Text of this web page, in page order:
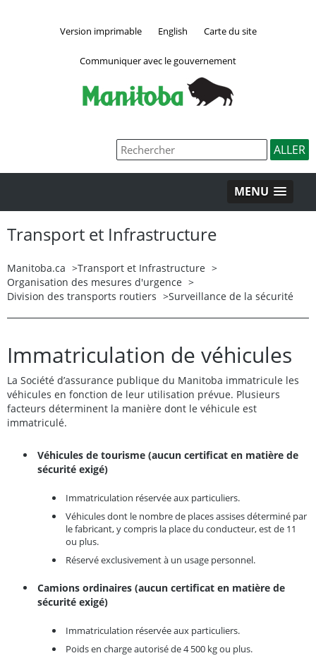
Version imprimable English Carte du site
Communiquer avec le gouvernement
MENU
Transport et Infrastructure
Manitoba.ca >Transport et Infrastructure >
Organisation des mesures d'urgence >
Division des transports routiers >Surveillance de la sécurité
Immatriculation de véhicules
La Société d’assurance publique du Manitoba immatricule les
véhicules en fonction de leur utilisation prévue. Plusieurs
facteurs déterminent la manière dont le véhicule est
immatriculé.
Véhicules de tourisme (aucun certificat en matière de
sécurité exigé)
Immatriculation réservée aux particuliers.
Véhicules dont le nombre de places assises déterminé par
le fabricant, y compris la place du conducteur, est de 11
ou plus.
Réservé exclusivement à un usage personnel.
Camions ordinaires (aucun certificat en matière de
sécurité exigé)
Immatriculation réservée aux particuliers.
Poids en charge autorisé de 4 500 kg ou plus.